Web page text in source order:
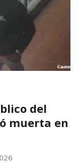
del
muerta en